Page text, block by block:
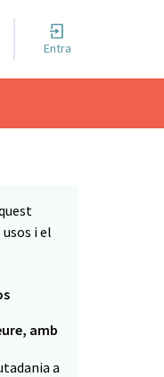
Entra
i el
amb
a